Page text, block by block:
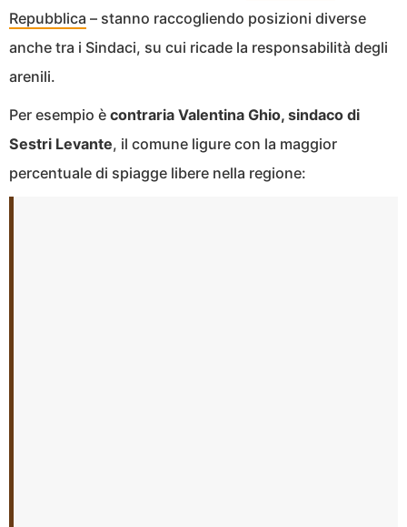
Repubblica – stanno raccogliendo posizioni diverse
anche tra i Sindaci, su cui ricade la responsabilità degli
arenili.
Per esempio è contraria Valentina Ghio, sindaco di
Sestri Levante, il comune ligure con la maggior
percentuale di spiagge libere nella regione: